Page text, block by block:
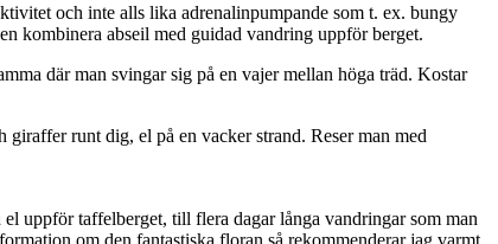
och inte alls lika adrenalinpumpande som t. ex. bungy
kombinera abseil med guidad vandring uppför berget.
där man svingar sig på en vajer mellan höga träd. Kostar
runt dig, el på en vacker strand. Reser man med
uppför taffelberget, till flera dagar långa vandringar som man
om den fantastiska floran så rekommenderar jag varmt